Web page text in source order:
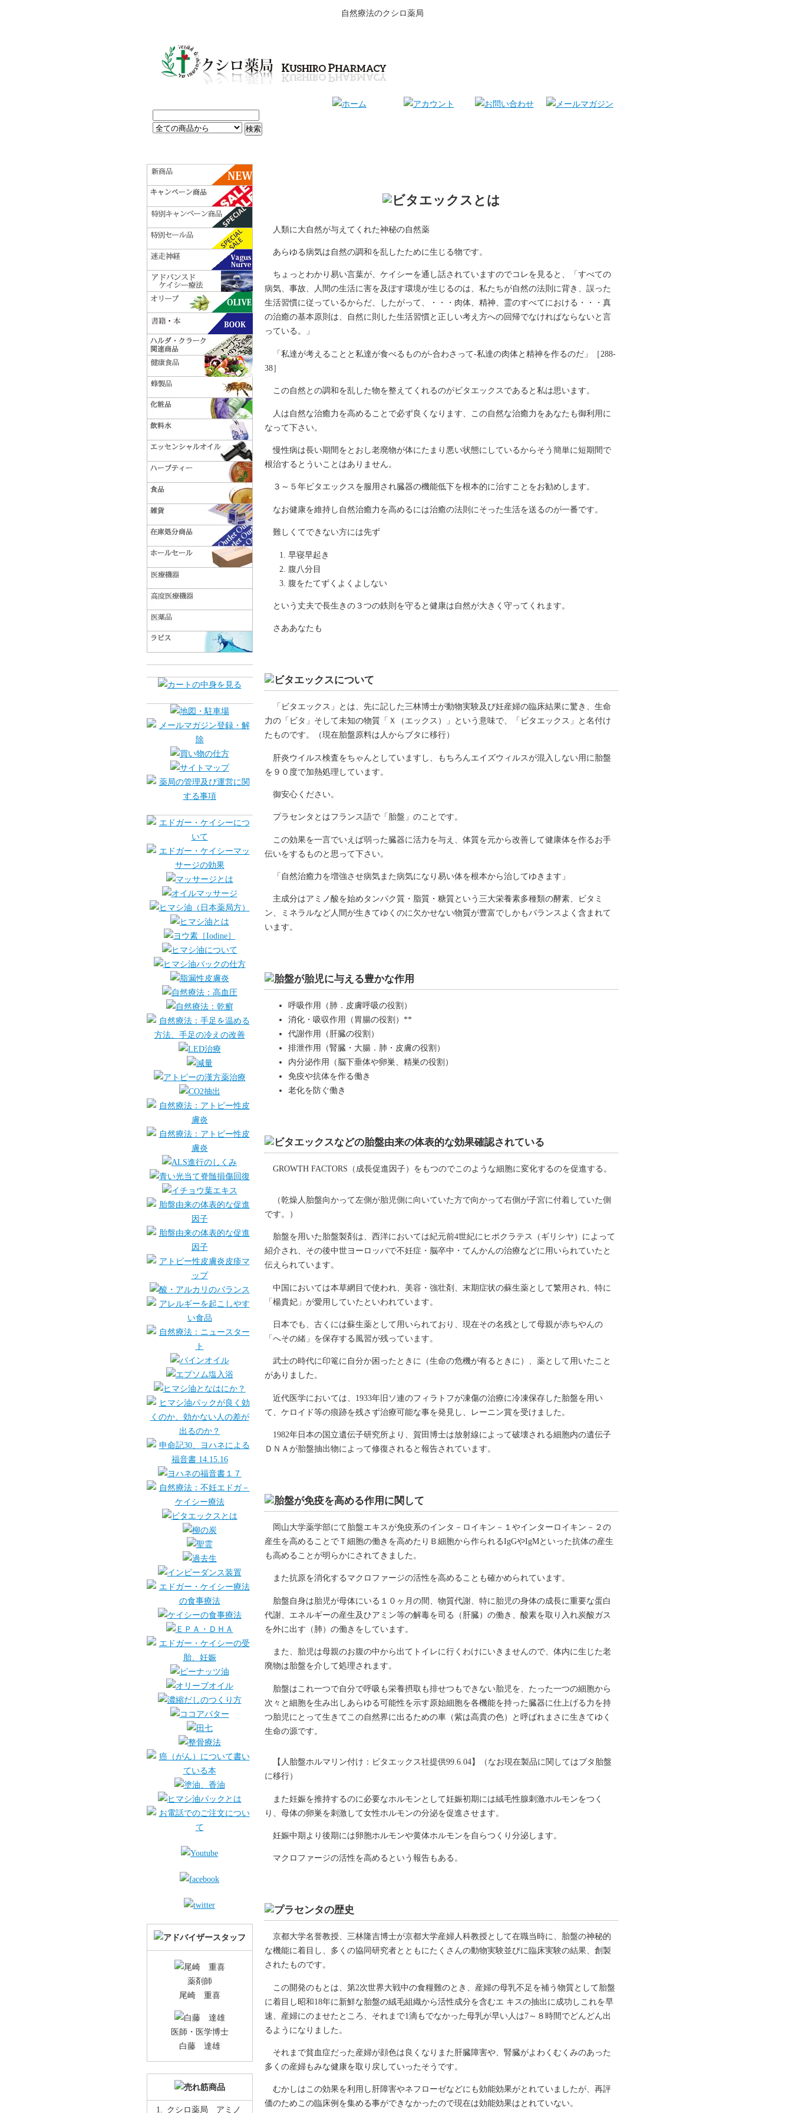
自然療法のクシロ薬局
人類に大自然が与えてくれた神秘の自然薬
あらゆる病気は自然の調和を乱したために生じる物です。
ちょっとわかり易い言葉が、ケイシーを通し話されていますのでコレを見ると、「すべての
病気、事故、人間の生活に害を及ぽす環境が生じるのは、私たちが自然の法則に背き、誤った
生活習慣に従っているからだ、したがって、・・・肉体、精神、霊のすべてにおける・・・真
の治癒の基本原則は、自然に則した生活習慣と正しい考え方への回帰でなけれぱならないと言
っている。」
「私達が考えることと私達が食べるものが-合わさって-私達の肉体と精神を作るのだ」［288-
38］
この自然との調和を乱した物を整えてくれるのがビタエックスであると私は思います。
人は自然な治癒力を高めることで必ず良くなります、この自然な治癒力をあなたも御利用に
なって下さい。
慢性病は長い期間をとおし老廃物が体にたまり悪い状態にしているからそう簡単に短期間で
根治するとういことはありません。
３～５年ビタエックスを服用され臓器の機能低下を根本的に治すことをお勧めします。
なお健康を維持し自然治癒力を高めるには治癒の法則にそった生活を送るのが一番です。
難しくてできない方には先ず
早寝早起き
腹八分目
腹をたてずくよくよしない
という丈夫で長生きの３つの鉄則を守ると健康は自然が大きく守ってくれます。
さああなたも
「ビタエックス」とは、先に記した三林博士が動物実験及び妊産婦の臨床結果に驚き、生命
力の「ビタ」そして未知の物質「Ｘ（エックス）」という意味で、「ビタエックス」と名付け
たものです。（現在胎盤原料は人からブタに移行）
肝炎ウイルス検査をちゃんとしていますし、もちろんエイズウィルスが混入しない用に胎盤
を９０度で加熱処理しています。
御安心ください。
プラセンタとはフランス語で「胎盤」のことです。
この効果を一言でいえば弱った臓器に活力を与え、体質を元から改善して健康体を作るお手
伝いをするものと思って下さい。
「自然治癒力を増強させ病気また病気になり易い体を根本から治してゆきます」
主成分はアミノ酸を始めタンパク質・脂質・糖質という三大栄養素多種類の酵素、ビタミ
ン、ミネラルなど人間が生きてゆくのに欠かせない物質が豊富でしかもバランスよく含まれて
います。
呼吸作用（肺．皮膚呼吸の役割）
消化・吸収作用（胃腸の役割）**
代謝作用（肝臓の役割）
排泄作用（腎臓・大腸．肺・皮膚の役割）
内分泌作用（脳下垂体や卵巣、精巣の役割）
免疫や抗体を作る働き
老化を防ぐ働き
GROWTH FACTORS（成長促進因子）をもつのでこのような細胞に変化するのを促進する。
（乾燥人胎盤向かって左側が胎児側に向いていた方で向かって右側が子宮に付着していた側
です。）
胎盤を用いた胎盤製剤は、西洋においては紀元前4世紀にヒポクラテス（ギリシヤ）によって
紹介され、その後中世ヨーロッパで不妊症・脳卒中・てんかんの治療などに用いられていたと
伝えられています。
中国においては本草網目で使われ、美容・強壮剤、末期症状の蘇生薬として繁用され、特に
「楊貴妃」が愛用していたといわれています。
日本でも、古くには蘇生薬として用いられており、現在その名残として母親が赤ちやんの
「へその緒」を保存する風習が残っています。
武士の時代に印篭に自分か困ったときに（生命の危機が有るときに）、薬として用いたこと
がありました。
近代医学においては、1933年旧ソ連のフィラトフが凍傷の治療に冷凍保存した胎盤を用い
て、ケロイド等の痕跡を残さず治療可能な事を発見し、レーニン賞を受けました。
1982年日本の国立遺伝子研究所より、賀田博士は放射線によって破壊される細胞内の遺伝子
ＤＮＡが胎盤抽出物によって修復されると報告されています。
岡山大学薬学部にて胎盤エキスが免疫系のインタ－ロイキン－１やインターロイキン－２の
産生を高めることでＴ細胞の働きを高めたりＢ細胞から作られるIgGやIgMといった抗体の産生
も高めることが明らかにされてきました。
また抗原を消化するマクロファージの活性を高めることも確かめられています。
胎盤自身は胎児が母体にいる１０ヶ月の間、物質代謝、特に胎児の身体の成長に重要な蛋白
代謝、エネルギーの産生及ひアミン等の解毒を司る（肝臓）の働き、酸素を取り入れ炭酸ガス
を外に出す（肺）の働きをしています。
また、胎児は母親のお腹の中から出てトイレに行くわけにいきませんので、体内に生じた老
廃物は胎盤を介して処理されます。
胎盤はこれ一つで自分で呼吸も栄養摂取も排せつもできない胎児を、たった一つの細胞から
次々と細胞を生み出しあらゆる可能性を示す原始細胞を各機能を持った臓器に仕上げる力を持
つ胎児にとって生きてこの自然界に出るための車（紫は高貴の色）と呼ばれまさに生きてゆく
生命の源です。
【人胎盤ホルマリン付け：ビタエックス社提供99.6.04】（なお現在製品に関してはブタ胎盤
に移行）
また妊娠を推持するのに必要なホルモンとして妊娠初期には絨毛性腺刺激ホルモンをつく
り、母体の卵巣を刺激して女性ホルモンの分泌を促進させます。
妊娠中期より後期には卵胞ホルモンや黄体ホルモンを自らつくり分泌します。
マクロファージの活性を高めるという報告もある。
京都大学名誉教授、三林隆吉博士が京都大学産婦人科教授として在職当時に、胎盤の神秘的
な機能に着目し、多くの協同研究者とともにたくさんの動物実験並びに臨床実験の結果、創製
されたものです。
この開発のもとは、第2次世界大戦中の食糧難のとき、産婦の母乳不足を補う物質として胎盤
に着目し昭和18年に新鮮な胎盤の絨毛組織から活性成分を含むエ キスの抽出に成功しこれを早
速、産婦にのませたところ、それまで1滴もでなかった母乳が早い人は7～８時間でどんどん出
るようになりました。
それまで貧血症だった産婦が顔色は良くなりまた肝臓障害や、腎臓がよわくむくみのあった
多くの産婦もみな健康を取り戻していったそうです。
むかしはこの効果を利用し肝障害やネフローゼなどにも効能効果がとれていましたが、再評
価のためこの臨床例を集める事ができなかったので現在は効能効果はとれていない。
薬剤師
尾崎 重喜
医師・医学博士
白藤 達雄
クシロ薬局 アミノ